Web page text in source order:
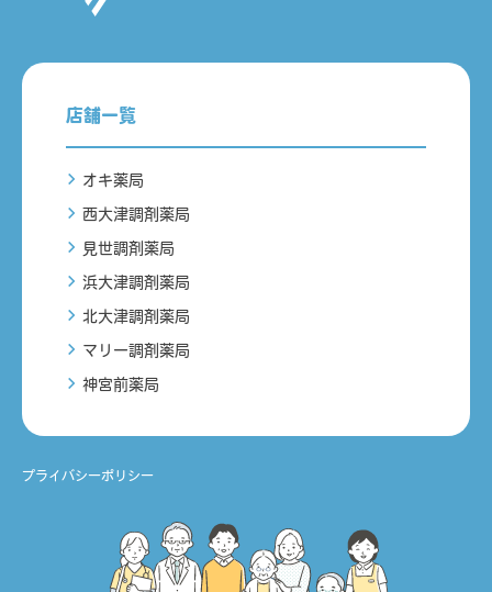
店舗一覧
オキ薬局
西大津調剤薬局
見世調剤薬局
浜大津調剤薬局
北大津調剤薬局
マリー調剤薬局
神宮前薬局
プライバシーポリシー